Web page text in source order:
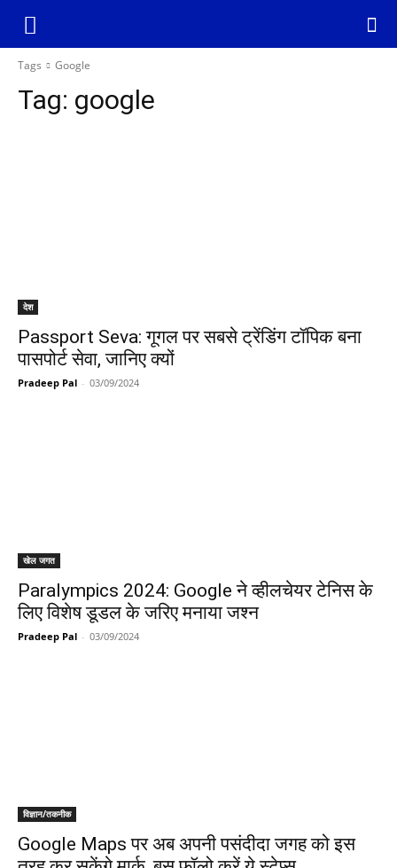
Tags Google
Tag: google
देश
Passport Seva: गूगल पर सबसे ट्रेंडिंग टॉपिक बना
पासपोर्ट सेवा, जानिए क्यों
Pradeep Pal - 03/09/2024
खेल जगत
Paralympics 2024: Google ने व्हीलचेयर टेनिस के
लिए विशेष डूडल के जरिए मनाया जश्न
Pradeep Pal - 03/09/2024
विज्ञान/तकनीक
Google Maps पर अब अपनी पसंदीदा जगह को इस